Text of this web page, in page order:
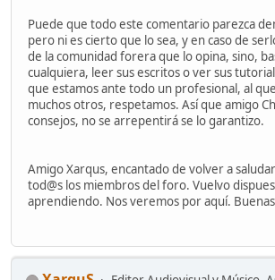
Puede que todo este comentario parezca
pero ni es cierto que lo sea, y en caso de
de la comunidad forera que lo opina, sino,
cualquiera, leer sus escritos o ver sus
que estamos ante todo un profesional, al
muchos otros, respetamos. Así que amigo
consejos, no se arrepentirá se lo garantizo.
Amigo Xarqus, encantado de volver a
tod@s los miembros del foro. Vuelvo
aprendiendo. Nos veremos por aquí.